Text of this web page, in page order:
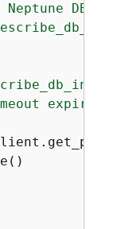
Neptune DB
expires